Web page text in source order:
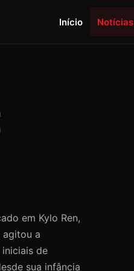
Início Notícias
em Kylo Ren,
agitou a
de
sua infância